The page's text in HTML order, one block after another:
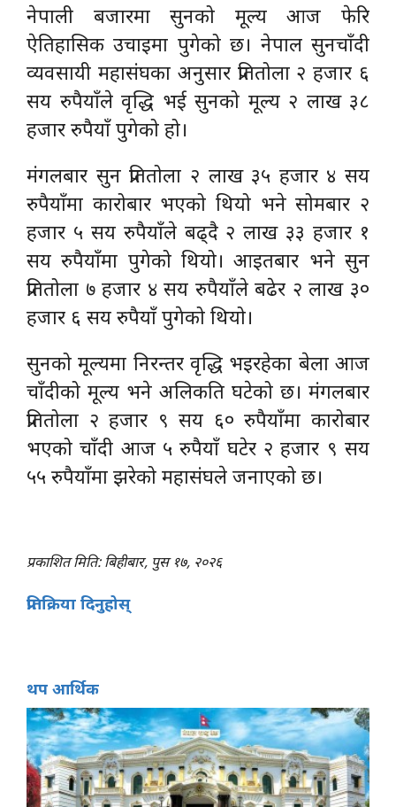
नेपाली बजारमा सुनको मूल्य आज फेरि
ऐतिहासिक उचाइमा पुगेको छ। नेपाल सुनचाँदी
व्यवसायी महासंघका अनुसार प्रतितोला २ हजार ६
सय रुपैयाँले वृद्धि भई सुनको मूल्य २ लाख ३८
हजार रुपैयाँ पुगेको हो।
मंगलबार सुन प्रतितोला २ लाख ३५ हजार ४ सय
रुपैयाँमा कारोबार भएको थियो भने सोमबार २
हजार ५ सय रुपैयाँले बढ्दै २ लाख ३३ हजार १
सय रुपैयाँमा पुगेको थियो। आइतबार भने सुन
प्रतितोला ७ हजार ४ सय रुपैयाँले बढेर २ लाख ३०
हजार ६ सय रुपैयाँ पुगेको थियो।
सुनको मूल्यमा निरन्तर वृद्धि भइरहेका बेला आज
चाँदीको मूल्य भने अलिकति घटेको छ। मंगलबार
प्रतितोला २ हजार ९ सय ६० रुपैयाँमा कारोबार
भएको चाँदी आज ५ रुपैयाँ घटेर २ हजार ९ सय
५५ रुपैयाँमा झरेको महासंघले जनाएको छ।
प्रकाशित मिति: बिहीबार, पुस १७, २०२६
प्रतिक्रिया दिनुहोस्
थप आर्थिक